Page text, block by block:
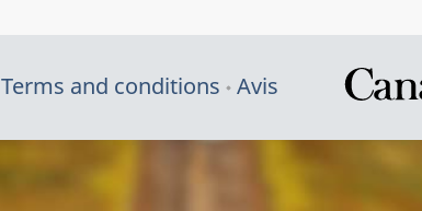
Terms and conditions Avis